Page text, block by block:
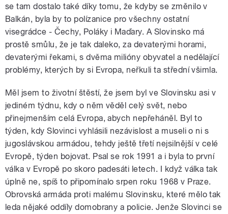
se tam dostalo také díky tomu, že kdyby se změnilo v
Balkán, byla by to polízanice pro všechny ostatní
visegrádce - Čechy, Poláky i Maďary. A Slovinsko má
prostě smůlu, že je tak daleko, za devaterými horami,
devaterými řekami, s dvěma milióny obyvatel a nedělající
problémy, kterých by si Evropa, neřkuli ta střední všimla.
Měl jsem to životní štěstí, že jsem byl ve Slovinsku asi v
jediném týdnu, kdy o něm věděl celý svět, nebo
přinejmenším celá Evropa, abych nepřeháněl. Byl to
týden, kdy Slovinci vyhlásili nezávislost a museli o ni s
jugoslávskou armádou, tehdy ještě třetí nejsilnější v celé
Evropě, týden bojovat. Psal se rok 1991 a i byla to první
válka v Evropě po skoro padesáti letech. I když válka tak
úplně ne, spíš to připomínalo srpen roku 1968 v Praze.
Obrovská armáda proti malému Slovinsku, které mělo tak
leda nějaké oddíly domobrany a policie. Jenže Slovinci se